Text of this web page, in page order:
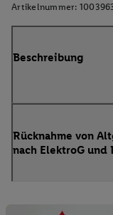
Artikelnummer:
Beschreibung
Rücknahme von
nach ElektroG und